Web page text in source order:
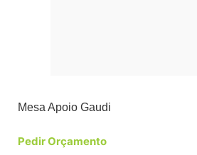
Mesa Apoio Gaudi
Pedir Orçamento